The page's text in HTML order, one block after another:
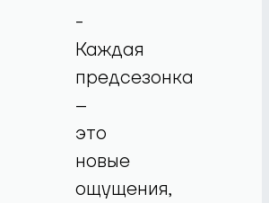
-
Каждая
предсезонка
–
это
новые
ощущения,